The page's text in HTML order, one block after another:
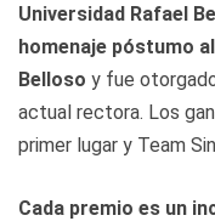
Universidad Rafael
homenaje póstumo
Belloso y fue
actual rectora. Los
primer lugar y Team
Cada premio es un